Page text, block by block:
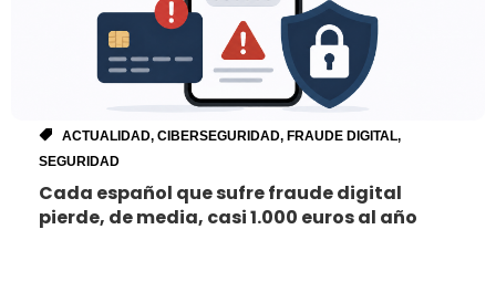
ACTUALIDAD, CIBERSEGURIDAD, FRAUDE DIGITAL,
SEGURIDAD
Cada español que sufre fraude digital
pierde, de media, casi 1.000 euros al año